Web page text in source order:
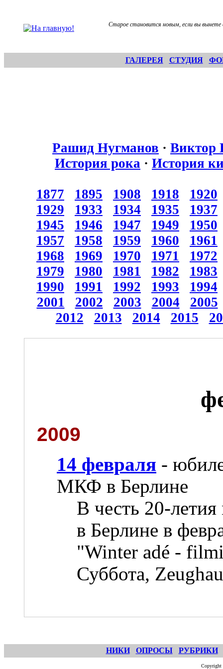
Старое становится новым, если вы вынете
ГАЛЕРЕЯ СТУДИЯ
Рашид Нугманов · Виктор
История рока · История
1877 1895 1908 1918
1920
1929
1933 1934 1935
1937
1945
1946 1947 1949
1950
1957
1958 1959 1960
1961
1968
1969 1970 1971
1972
1979
1980 1981 1982
1983
1990
1991 1992 1993
1994
2001
2002 2003 2004
2005
2012
2013 2014 2015
2009
14 февраля -
МКФ в Берлине
В честь 20-
в Берлине в
"Winter adé -
Суббота,
НИКИ ОПРОСЫ РУБРИКИ